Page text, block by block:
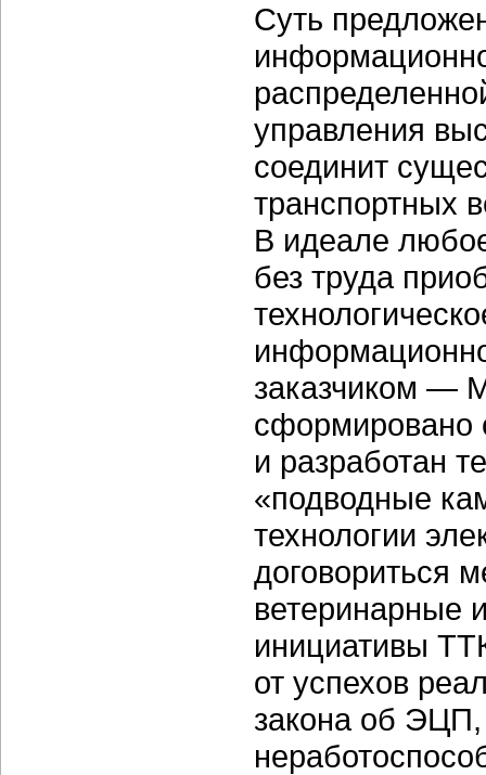
Суть
управления
соединит
транспортных
В идеале
без труда
заказчиком —
сформировано
и разработан
«подводные
технологии
договориться
ветеринарные
инициативы
от успехов
закона об